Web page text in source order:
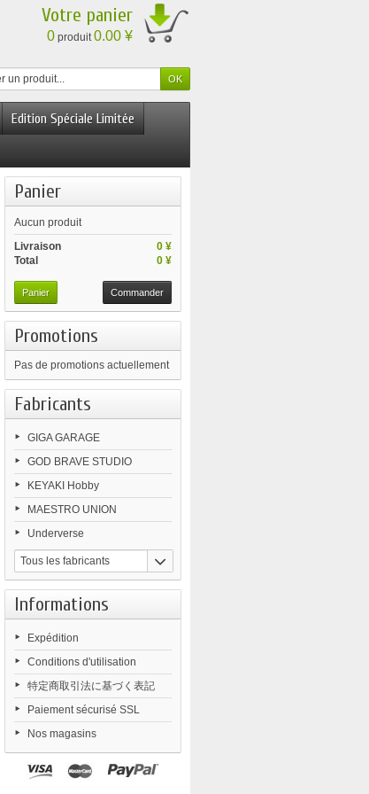
Votre panier
0 produit0.00 ¥
Edition Spéciale Limitée
Panier
Aucun produit
0 ¥
Livraison
0 ¥
Total
Panier Commander
Promotions
Pas de promotions actuellement
Fabricants
GIGA GARAGE
GOD BRAVE STUDIO
KEYAKI Hobby
MAESTRO UNION
Underverse
Tous les fabricants
Informations
Expédition
Conditions d'utilisation
特定商取引法に基づく表記
Paiement sécurisé SSL
Nos magasins